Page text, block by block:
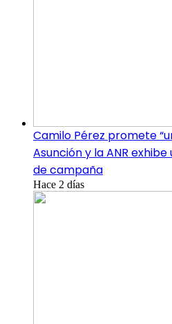
Camilo Pérez promete
Asunción y la ANR
de campaña
Hace 2 días